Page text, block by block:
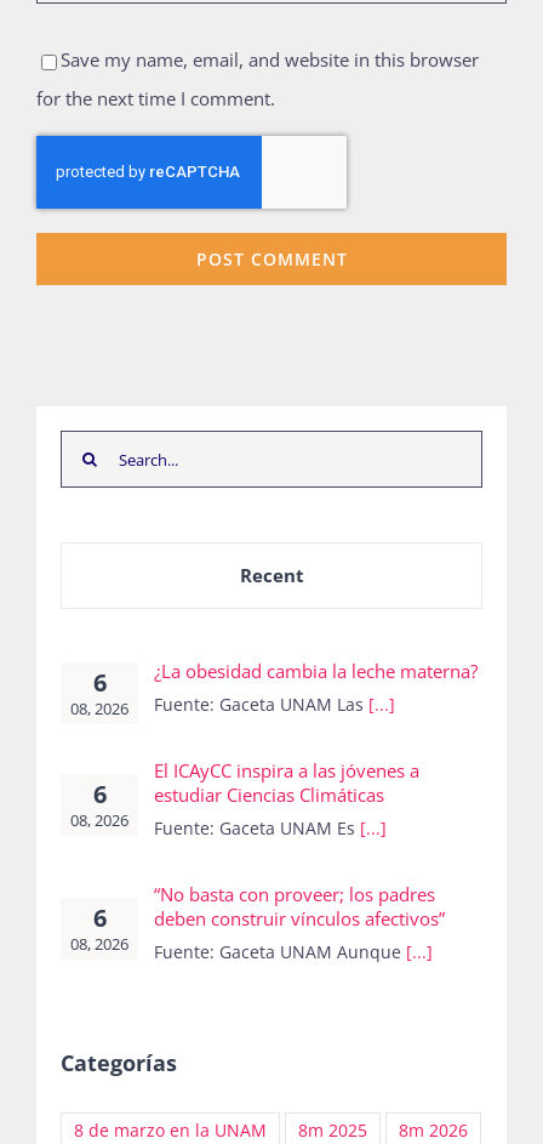
Save my name, email, and website in this browser
for the next time I comment.
Search
for:
Recent
6
08, 2026
¿La obesidad cambia la leche materna?
Fuente: Gaceta UNAM Las [...]
6
08, 2026
El ICAyCC inspira a las jóvenes a
estudiar Ciencias Climáticas
Fuente: Gaceta UNAM Es [...]
6
08, 2026
“No basta con proveer; los padres
deben construir vínculos afectivos”
Fuente: Gaceta UNAM Aunque [...]
Categorías
8 de marzo en la UNAM 8m 2025
8m 2026